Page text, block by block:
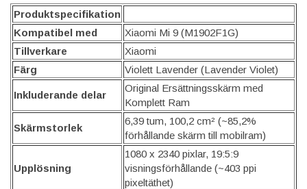
Produktspecifikation
Kompatibel med
Xiaomi Mi 9 (M1902F1G)
Tillverkare
Xiaomi
Färg
Violett Lavender (Lavender Violet)
Inkluderande delar
Original Ersättningsskärm med
Komplett Ram
Skärmstorlek
6,39 tum, 100,2 cm² (~85,2%
förhållande skärm till mobilram)
Upplösning
1080 x 2340 pixlar, 19:5:9
visningsförhållande (~403 ppi
pixeltäthet)